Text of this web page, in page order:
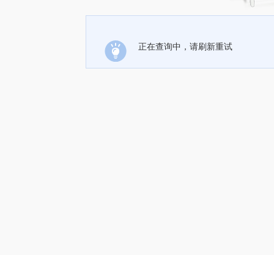
正在查询中，请刷新重试